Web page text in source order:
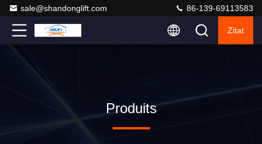
sale@shandonglift.com 86-139-69113583
Zitat
Produits